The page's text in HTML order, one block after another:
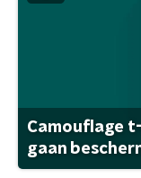
Camouflage
gaan